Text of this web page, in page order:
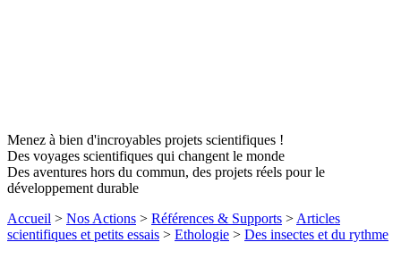
Menez à bien d'incroyables projets scientifiques !
Des voyages scientifiques qui changent le monde
Des aventures hors du commun, des projets réels pour le
développement durable
Accueil > Nos Actions > Références & Supports > Articles
scientifiques et petits essais > Ethologie > Des insectes et du rythme